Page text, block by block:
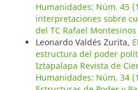
Humanidades: Núm. 45
interpretaciones sobre
del TC Rafael
Leonardo Valdés Zurita,
estructura del poder
Iztapalapa Revista de
Humanidades: Núm. 34